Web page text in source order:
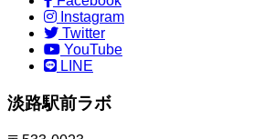
Instagram
Twitter
YouTube
LINE
淡路駅前ラボ